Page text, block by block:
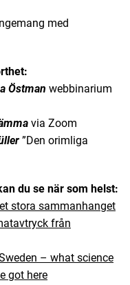
med
Östman webbinarium
via Zoom
”Den orimliga
du se när som helst:
stora sammanhanget
från
– what science
got here